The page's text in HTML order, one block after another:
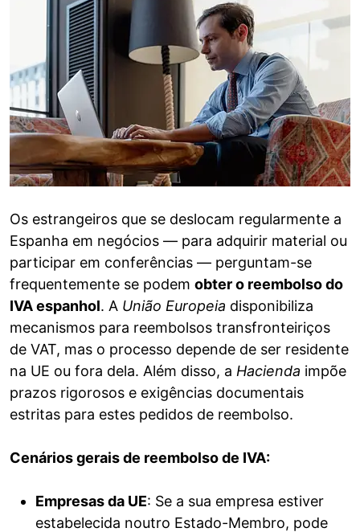
Os estrangeiros que se deslocam regularmente a
Espanha em negócios — para adquirir material ou
participar em conferências — perguntam-se
frequentemente se podem obter o reembolso do
IVA espanhol. A União Europeia disponibiliza
mecanismos para reembolsos transfronteiriços
de VAT, mas o processo depende de ser residente
na UE ou fora dela. Além disso, a Hacienda impõe
prazos rigorosos e exigências documentais
estritas para estes pedidos de reembolso.
Cenários gerais de reembolso de IVA:
Empresas da UE: Se a sua empresa estiver
estabelecida noutro Estado-Membro, pode